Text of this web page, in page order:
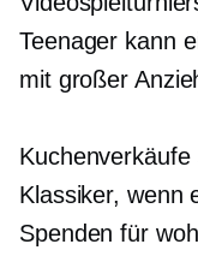
Teenager kann
mit großer
Klassiker, wenn
Spenden für